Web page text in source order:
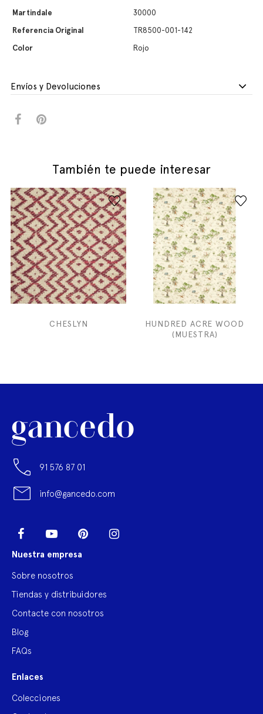
Martindale
30000
Referencia Original
TR8500-001-142
Color
Rojo
Envíos y Devoluciones
También te puede interesar
CHESLYN
HUNDRED ACRE WOOD
(MUESTRA)
91 576 87 01
info@gancedo.com
Facebook YouTube Pinterest
Nuestra empresa
Sobre nosotros
Tiendas y distribuidores
Contacte con nosotros
Blog
FAQs
Enlaces
Colecciones